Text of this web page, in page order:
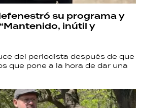
su programa y
inútil y
del periodista después de que
que pone a la hora de dar una